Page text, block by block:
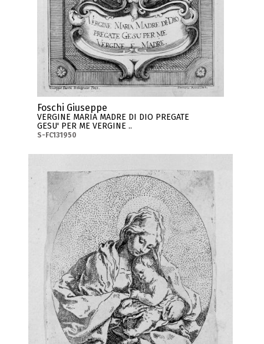
Foschi Giuseppe
VERGINE MARIA MADRE DI DIO PREGATE
GESU' PER ME VERGINE ..
S-FC131950